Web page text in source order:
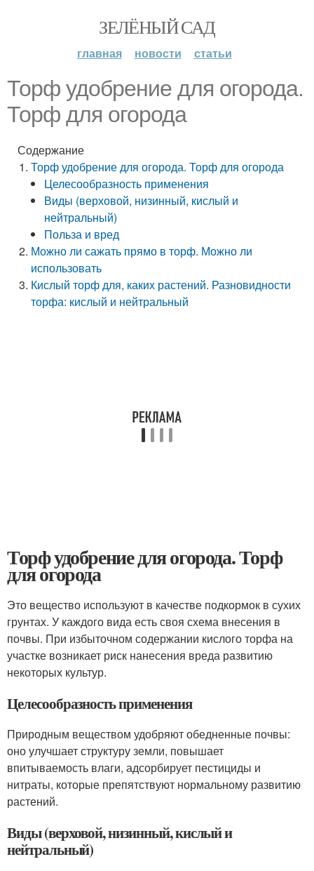
ЗЕЛЁНЫЙ САД
главная новости статьи
Торф удобрение для огорода.
Торф для огорода
Содержание
Торф удобрение для огорода. Торф для огорода
Целесообразность применения
Виды (верховой, низинный, кислый и
нейтральный)
Польза и вред
Можно ли сажать прямо в торф. Можно ли
использовать
Кислый торф для, каких растений. Разновидности
торфа: кислый и нейтральный
Торф удобрение для огорода. Торф
для огорода
Это вещество используют в качестве подкормок в сухих
грунтах. У каждого вида есть своя схема внесения в
почвы. При избыточном содержании кислого торфа на
участке возникает риск нанесения вреда развитию
некоторых культур.
Целесообразность применения
Природным веществом удобряют обедненные почвы:
оно улучшает структуру земли, повышает
впитываемость влаги, адсорбирует пестициды и
нитраты, которые препятствуют нормальному развитию
растений.
Виды (верховой, низинный, кислый и
нейтральный)